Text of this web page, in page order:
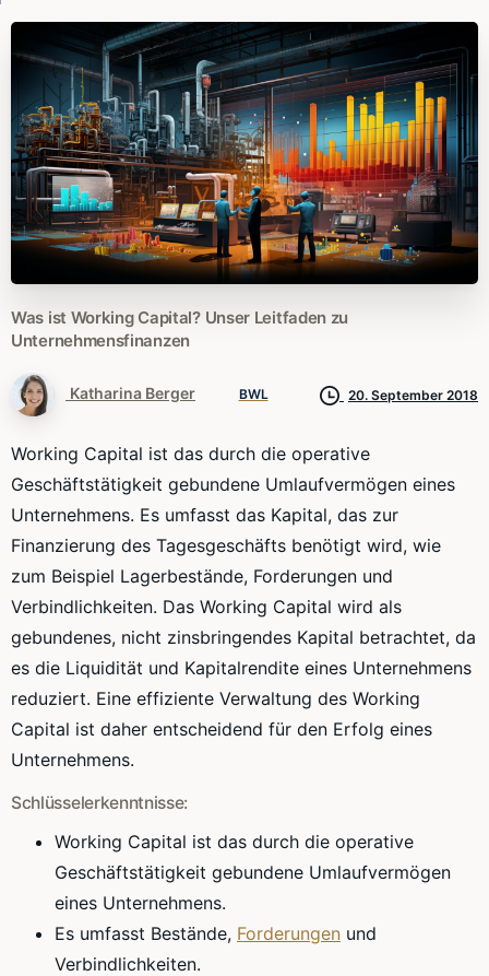
Was ist WorkingCapital? Unser Leitfaden zu
Unternehmensfinanzen
Katharina Berger BWL 20. September 2018
Working Capital ist das durch die operative
Geschäftstätigkeit gebundene Umlaufvermögen eines
Unternehmens. Es umfasst das Kapital, das zur
Finanzierung des Tagesgeschäfts benötigt wird, wie
zum Beispiel Lagerbestände, Forderungen und
Verbindlichkeiten. Das Working Capital wird als
gebundenes, nicht zinsbringendes Kapital betrachtet, da
es die Liquidität und Kapitalrendite eines Unternehmens
reduziert. Eine effiziente Verwaltung des Working
Capital ist daher entscheidend für den Erfolg eines
Unternehmens.
Schlüsselerkenntnisse:
Working Capital ist das durch die operative
Geschäftstätigkeit gebundene Umlaufvermögen
eines Unternehmens.
Es umfasst Bestände, Forderungen und
Verbindlichkeiten.